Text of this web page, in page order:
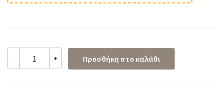
-
Νεροχύτη
Κουζίνας
+ Προσθήκη στο καλάθι